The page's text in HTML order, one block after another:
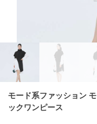
モード系ファッション
ックワンピース